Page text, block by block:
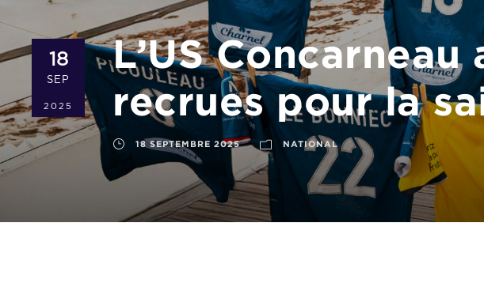
18
SEP
2025
L’US
recrues pour la
18 SEPTEMBRE 2025 NATIONAL